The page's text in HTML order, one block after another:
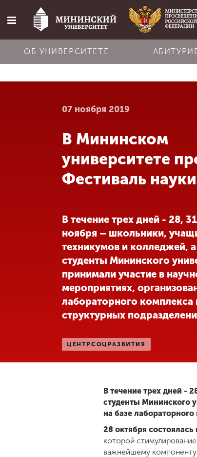
Главная
Об университете
Абитуриенту
Обучение
Международная
деятельность
Другие виды
деятельности
Студенческая
ОБ УНИВЕРСИТЕТЕ
07 ноября 2019
В Мининском
университете
Фестиваль
В течение трех дней - 28,
ноября – школьники,
техникумов и колледжей,
студенты Мининского
принимали участие в
мероприятиях,
лабораторного комплекса
структурных
ЦЕНТРСОЦРАЗВИТИЯ
В течение трех дней -
студенты Мининского
на базе
28 октября
которой
важнейшему компоненту